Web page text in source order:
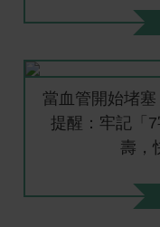
當血管開始堵
提醒：牢記「
壽，